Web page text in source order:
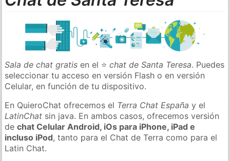
Sala de chat gratis en el ⭐chat de Santa Teresa. Puedes
seleccionar tu acceso en versión Flash o en versión
Celular, en función de tu dispositivo.
En QuieroChat ofrecemos el Terra Chat España y el
LatinChat sin java. En ambos casos, ofrecemos versión
dechat Celular Android, iOs para iPhone, iPad e
incluso iPod, tanto para el Chat de Terra como para el
Latin Chat.